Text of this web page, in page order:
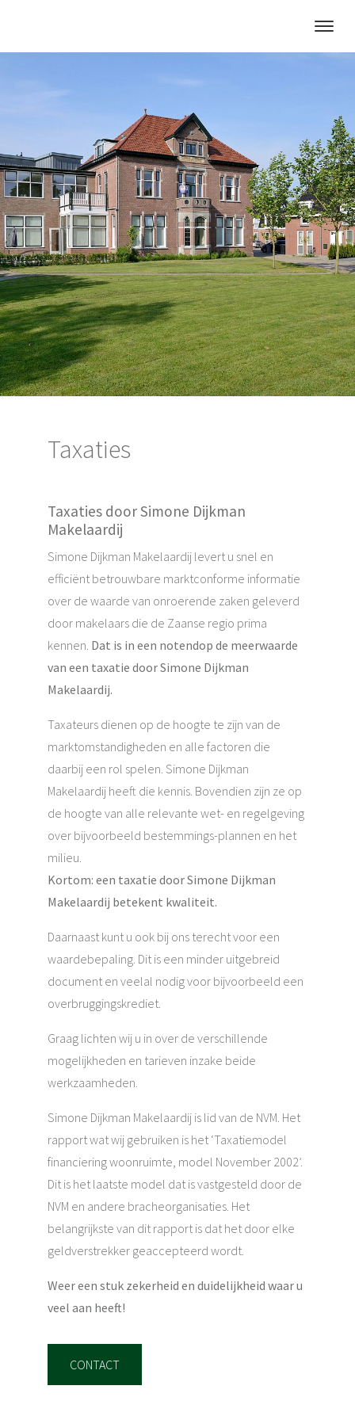
Taxaties
Taxaties door Simone Dijkman
Makelaardij
Simone Dijkman Makelaardij levert u snel en
efficiënt betrouwbare marktconforme informatie
over de waarde van onroerende zaken geleverd
door makelaars die de Zaanse regio prima
kennen. Dat is in een notendop de meerwaarde
van een taxatie door Simone Dijkman
Makelaardij.
Taxateurs dienen op de hoogte te zijn van de
marktomstandigheden en alle factoren die
daarbij een rol spelen. Simone Dijkman
Makelaardij heeft die kennis. Bovendien zijn ze op
de hoogte van alle relevante wet- en regelgeving
over bijvoorbeeld bestemmings-plannen en het
milieu.
Kortom: een taxatie door Simone Dijkman
Makelaardij betekent kwaliteit.
Daarnaast kunt u ook bij ons terecht voor een
waardebepaling. Dit is een minder uitgebreid
document en veelal nodig voor bijvoorbeeld een
overbruggingskrediet.
Graag lichten wij u in over de verschillende
mogelijkheden en tarieven inzake beide
werkzaamheden.
Simone Dijkman Makelaardij is lid van de NVM. Het
rapport wat wij gebruiken is het ‘Taxatiemodel
financiering woonruimte, model November 2002’.
Dit is het laatste model dat is vastgesteld door de
NVM en andere bracheorganisaties. Het
belangrijkste van dit rapport is dat het door elke
geldverstrekker geaccepteerd wordt.
Weer een stuk zekerheid en duidelijkheid waar u
veel aan heeft!
CONTACT